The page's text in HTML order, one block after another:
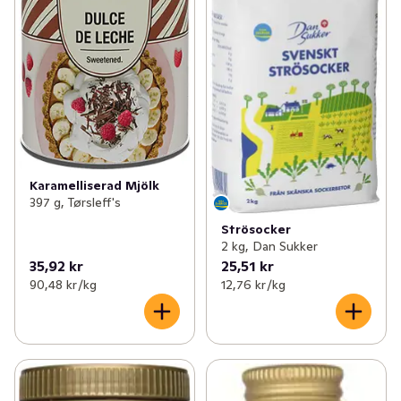
Karamelliserad Mjölk
397 g, Tørsleff's
35,92 kr
90,48 kr /kg
Strösocker
2 kg, Dan Sukker
25,51 kr
12,76 kr /kg